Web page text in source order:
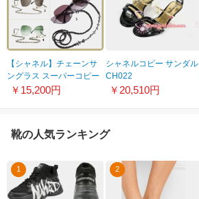
【シャネル】チェーンサ
ングラス スーパーコピー
CH4274Q
￥15,200円
シャネルコピー サンダル
CH022
￥20,510円
靴の人気ランキング
1 2